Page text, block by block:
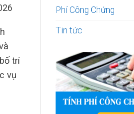
trí
vụ
Phí Công Chứng
Tin tức